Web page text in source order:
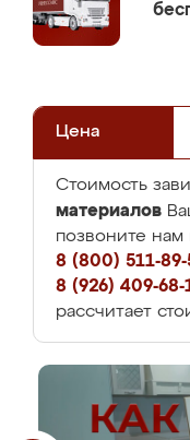
Цена
Стоимость
материалов
позвоните
8 (800) 511-89-
8 (926) 409-68-
рассчитает